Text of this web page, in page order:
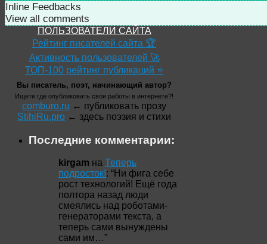
Inline Feedbacks
View all comments
ПОЛЬЗОВАТЕЛИ САЙТА
Рейтинг писателей сайта 🏆
Активность пользователей 🚀
ТОП-100 рейтинг публикаций ⭐
Вы писатель, поэт, начинающий автор?
Ищете где опубликовать свои работы в интернете?!
comburo.ru ← публиковать прозу
StihiRu.pro ← здесь поэзия и стихи
Последние комментарии:
kirgam на Теперь
подросток!: “Ни фига себе
рост технологий! Ещё года
полтора назад люди
смеялись над роботами-
генераторами текста, а
теперь сами вынуждены
сами им…”